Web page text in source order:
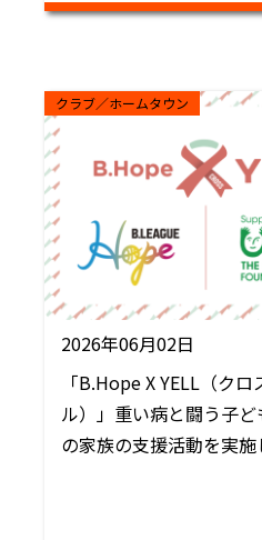
クラブ／ホームタウン
2026年06月02日
「B.Hope X YELL（クロ
ル）」重い病と闘う子
の家族の支援活動を実施